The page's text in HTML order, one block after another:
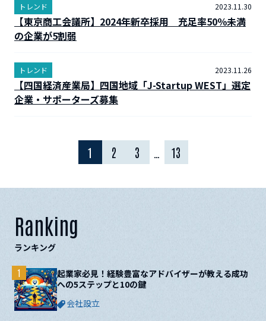
トレンド 2023.11.30
【東京商工会議所】2024年新卒採用 充足率50％未満
の企業が5割弱
トレンド 2023.11.26
【四国経済産業局】四国地域「J-Startup WEST」選定
企業・サポーターズ募集
1 2 3 13
Ranking
ランキング
起業家必見！経験豊富なアドバイザーが教える成功
への5ステップと10の鍵
会社設立
1